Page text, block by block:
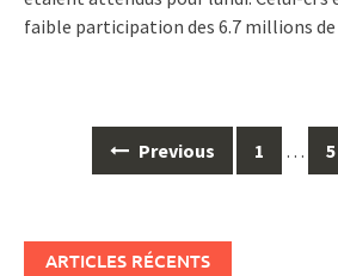
faible participation des 6.7 millions de
navigation
Previous 1 … 5
ARTICLES RÉCENTS